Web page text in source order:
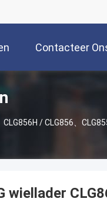
Contacteer
/ CLG856、
wiellader